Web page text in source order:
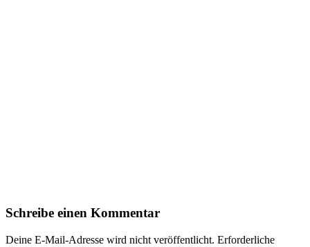
Schreibe einen Kommentar
Deine E-Mail-Adresse wird nicht veröffentlicht. Erforderliche